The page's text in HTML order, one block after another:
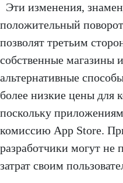
Эти изменения,
положительный
позволят третьим
собственные магазины
альтернативные
более низкие цены для
поскольку
комиссию App Store.
разработчики могут не
затрат своим